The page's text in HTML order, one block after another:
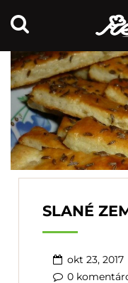
SLANÉ
okt 23, 2017
0